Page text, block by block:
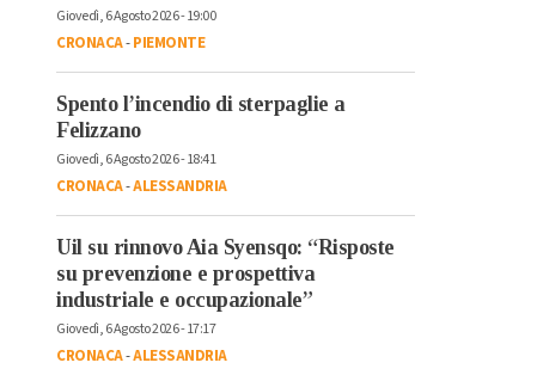
Giovedì, 6 Agosto 2026 - 19:00
CRONACA-PIEMONTE
Spento l’incendio di sterpaglie a
Felizzano
Giovedì, 6 Agosto 2026 - 18:41
CRONACA-ALESSANDRIA
Uil su rinnovo Aia Syensqo: “Risposte
su prevenzione e prospettiva
industriale e occupazionale”
Giovedì, 6 Agosto 2026 - 17:17
CRONACA-ALESSANDRIA